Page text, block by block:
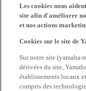
Les cookies nous
site afin d'améliorer
et nos actions
Cookies sur le site de
Sur notre site (yamaha-
dérivées du site,
établissements locaux
compris des